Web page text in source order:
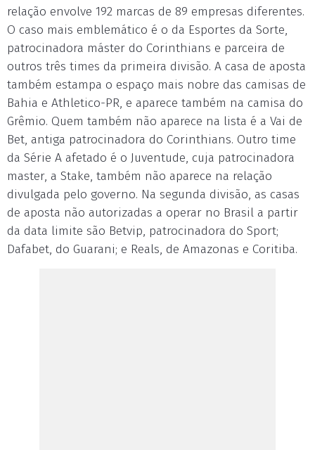
relação envolve 192 marcas de 89 empresas diferentes.
O caso mais emblemático é o da Esportes da Sorte,
patrocinadora máster do Corinthians e parceira de
outros três times da primeira divisão. A casa de aposta
também estampa o espaço mais nobre das camisas de
Bahia e Athletico-PR, e aparece também na camisa do
Grêmio. Quem também não aparece na lista é a Vai de
Bet, antiga patrocinadora do Corinthians. Outro time
da Série A afetado é o Juventude, cuja patrocinadora
master, a Stake, também não aparece na relação
divulgada pelo governo. Na segunda divisão, as casas
de aposta não autorizadas a operar no Brasil a partir
da data limite são Betvip, patrocinadora do Sport;
Dafabet, do Guarani; e Reals, de Amazonas e Coritiba.